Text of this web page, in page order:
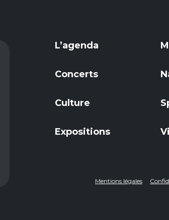
L’agenda
Concerts
Culture
Expositions
Mentions légales